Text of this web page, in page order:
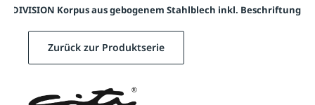
DIVISION Korpus aus gebogenem Stahlblech inkl. Beschriftung
Zurück zur Produktserie